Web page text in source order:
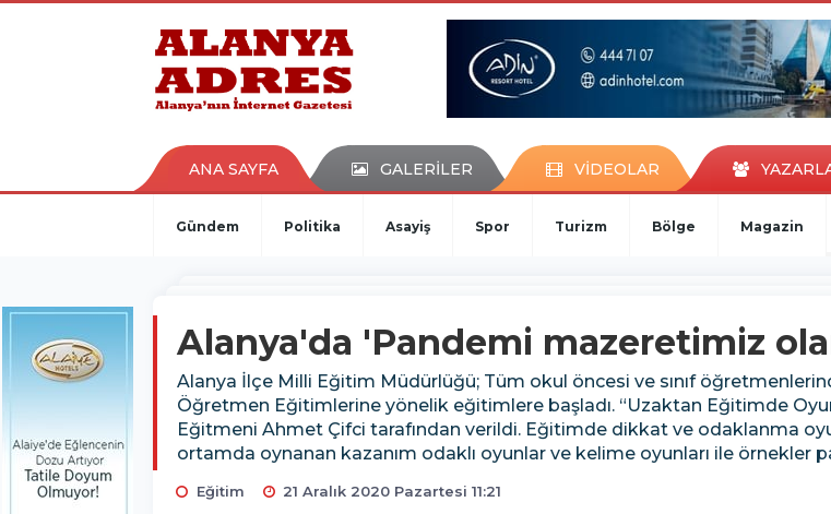
kaçak bahis
porno izle
ANA SAYFA GALERİLER VİDEOLAR
Gündem Politika Asayiş Spor Turizm Bölge Magazin
Alanya'da 'Pandemi mazeretimiz
Alanya İlçe Milli Eğitim Müdürlüğü; Tüm okul öncesi ve sınıf
Öğretmen Eğitimlerine yönelik eğitimlere başladı. “Uzaktan Eğitimde
Eğitmeni Ahmet Çifci tarafından verildi. Eğitimde dikkat ve odaklanma
ortamda oynanan kazanım odaklı oyunlar ve kelime oyunları ile örnekler
Eğitim 21 Aralık 2020 Pazartesi 11:21